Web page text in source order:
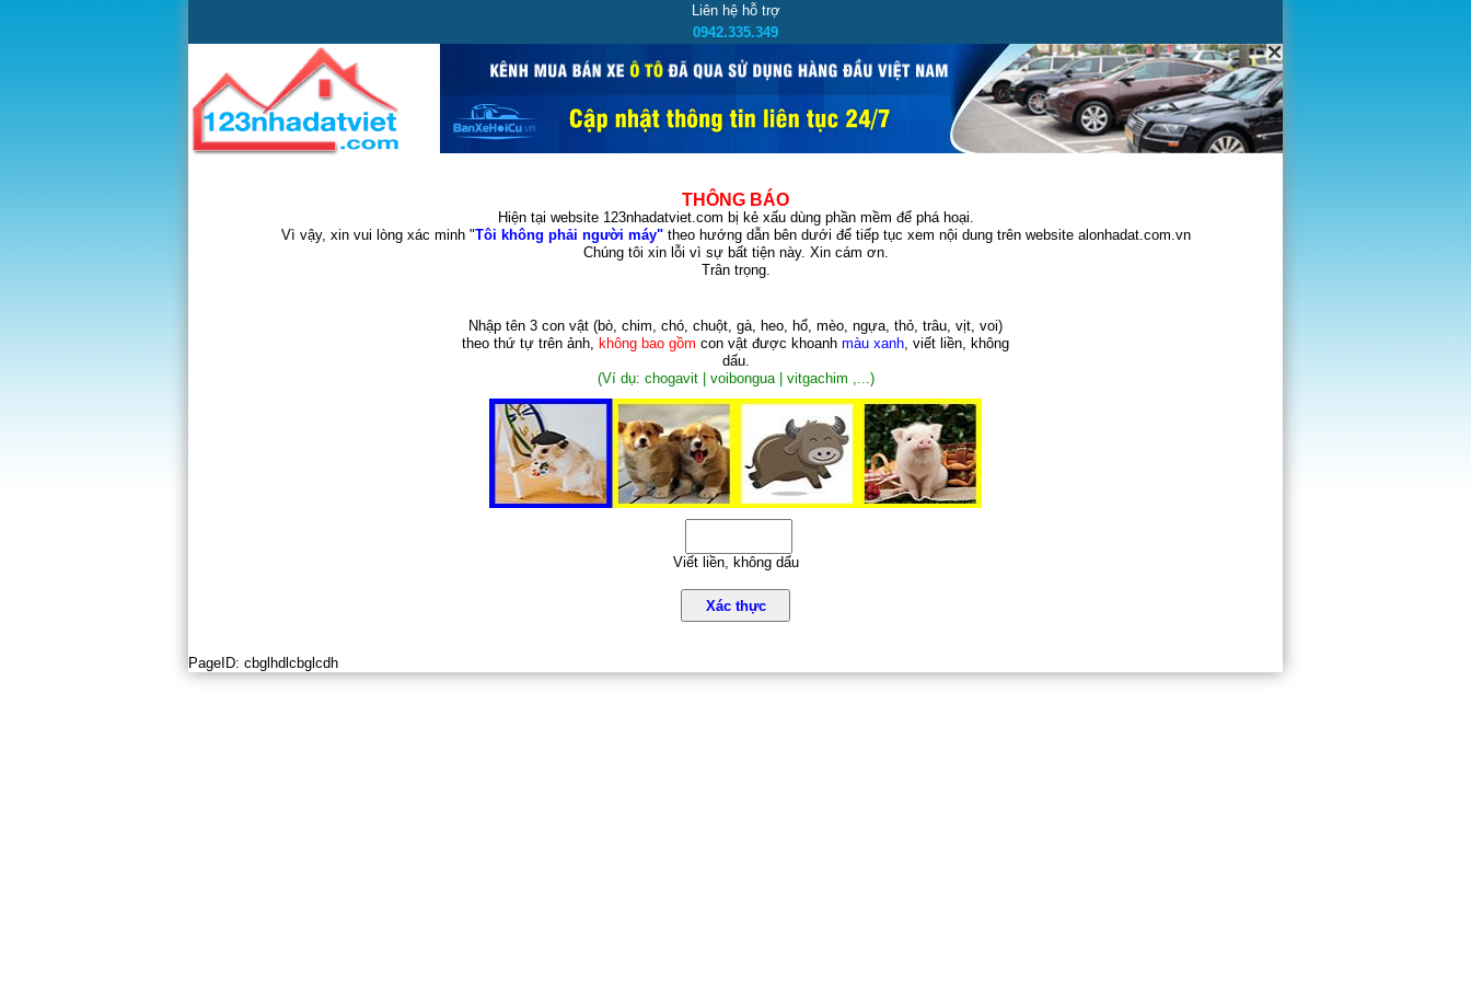
Liên hệ hỗ trợ
0942.335.349
THÔNG BÁO
Hiện tại website 123nhadatviet.com bị kẻ xấu dùng phần mềm để phá hoại.
Vì vậy, xin vui lòng xác minh "Tôi không phải người máy"theo hướng dẫn bên dưới để tiếp tục xem nội dung trên website alonhadat.com.vn
Chúng tôi xin lỗi vì sự bất tiện này. Xin cám ơn.
Trân trọng.
Nhập tên 3 con vật (bò, chim, chó, chuột, gà, heo, hổ, mèo, ngựa, thỏ, trâu, vịt, voi)
theo thứ tự trên ảnh, không bao gồm con vật được khoanh màu xanh, viết liền, không
dấu.
(Ví dụ: chogavit | voibongua | vitgachim ,...)
Viết liền, không dấu
Xác thực
PageID: cbglhdlcbglcdh